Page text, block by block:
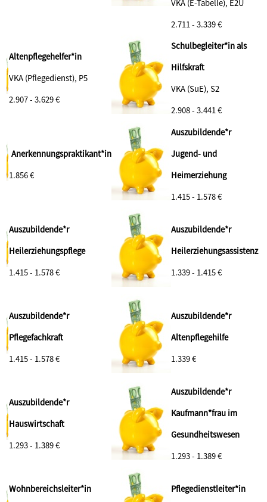
VKA (E-Tabelle), E2Ü
2.711 - 3.339 €
Altenpflegehelfer*in
VKA (Pflegedienst), P5
2.907 - 3.629 €
Schulbegleiter*in als
Hilfskraft
VKA (SuE), S2
2.908 - 3.441 €
Anerkennungspraktikant*in
1.856 €
Auszubildende*r
Jugend- und
Heimerziehung
1.415 - 1.578 €
Auszubildende*r
Heilerziehungspflege
1.415 - 1.578 €
Auszubildende*r
Heilerziehungsassistenz
1.339 - 1.415 €
Auszubildende*r
Pflegefachkraft
1.415 - 1.578 €
Auszubildende*r
Altenpflegehilfe
1.339 €
Auszubildende*r
Hauswirtschaft
1.293 - 1.389 €
Auszubildende*r
Kaufmann*frau im
Gesundheitswesen
1.293 - 1.389 €
Wohnbereichsleiter*in
Pflegedienstleiter*in